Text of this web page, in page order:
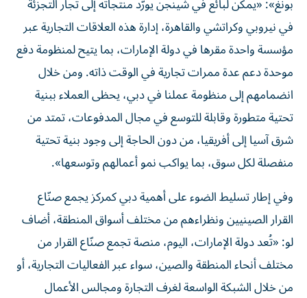
في نيروبي وكراتشي والقاهرة، إدارة هذه العلاقات التجارية عبر
مؤسسة واحدة مقرها في دولة الإمارات، بما يتيح لمنظومة دفع
موحدة دعم عدة ممرات تجارية في الوقت ذاته. ومن خلال
انضمامهم إلى منظومة عملنا في دبي، يحظى العملاء ببنية
تحتية متطورة وقابلة للتوسع في مجال المدفوعات، تمتد من
شرق آسيا إلى أفريقيا، من دون الحاجة إلى وجود بنية تحتية
منفصلة لكل سوق، بما يواكب نمو أعمالهم وتوسعها».
وفي إطار تسليط الضوء على أهمية دبي كمركز يجمع صنّاع
القرار الصينيين ونظراءهم من مختلف أسواق المنطقة، أضاف
لو: «تُعد دولة الإمارات، اليوم، منصة تجمع صنّاع القرار من
مختلف أنحاء المنطقة والصين، سواء عبر الفعاليات التجارية، أو
من خلال الشبكة الواسعة لغرف التجارة ومجالس الأعمال